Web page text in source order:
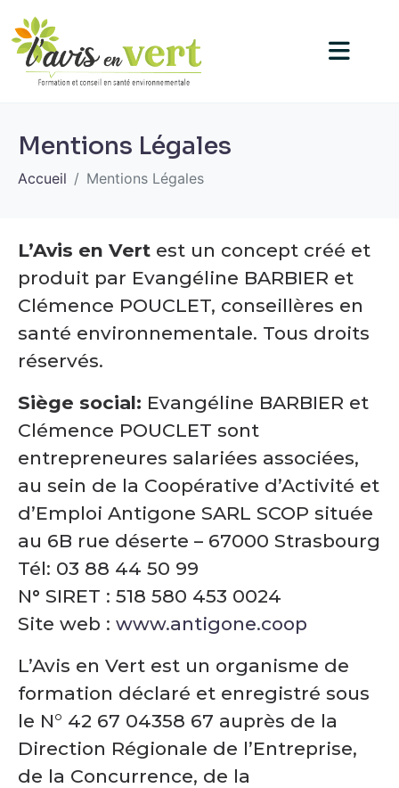
Mentions Légales
Accueil Mentions Légales
L’Avis en Vert est un concept créé et
produit par Evangéline BARBIER et
Clémence POUCLET, conseillères en
santé environnementale. Tous droits
réservés.
Siège social: Evangéline BARBIER et
Clémence POUCLET sont
entrepreneures salariées associées,
au sein de la Coopérative d’Activité et
d’Emploi Antigone SARL SCOP située
au 6B rue déserte – 67000 Strasbourg
Tél: 03 88 44 50 99
N° SIRET : 518 580 453 0024
Site web : www.antigone.coop
L’Avis en Vert est un organisme de
formation déclaré et enregistré sous
le N° 42 67 04358 67 auprès de la
Direction Régionale de l’Entreprise,
de la Concurrence, de la